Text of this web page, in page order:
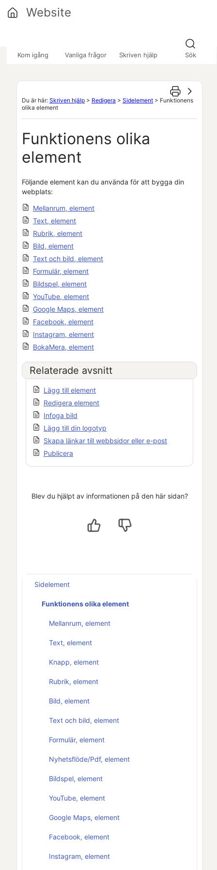
Kom igång Vanliga frågor Skriven hjälp Sök
Website
Du är här: Skriven hjälp > Redigera > Sidelement > Funktionens
olika element
Funktionens olika
element
Följande element kan du använda för att bygga din
webplats:
Mellanrum, element
Text, element
Rubrik, element
Bild, element
Text och bild, element
Formulär, element
Bildspel, element
YouTube, element
Google Maps, element
Facebook, element
Instagram, element
BokaMera, element
Relaterade avsnitt
Lägg till element
Redigera element
Infoga bild
Lägg till din logotyp
Skapa länkar till webbsidor eller e-post
Publicera
Blev du hjälpt av informationen på den här sidan?
Sidelement
Funktionens olika element
Mellanrum, element
Text, element
Knapp, element
Rubrik, element
Bild, element
Text och bild, element
Formulär, element
Nyhetsflöde/Pdf, element
Bildspel, element
YouTube, element
Google Maps, element
Facebook, element
Instagram, element